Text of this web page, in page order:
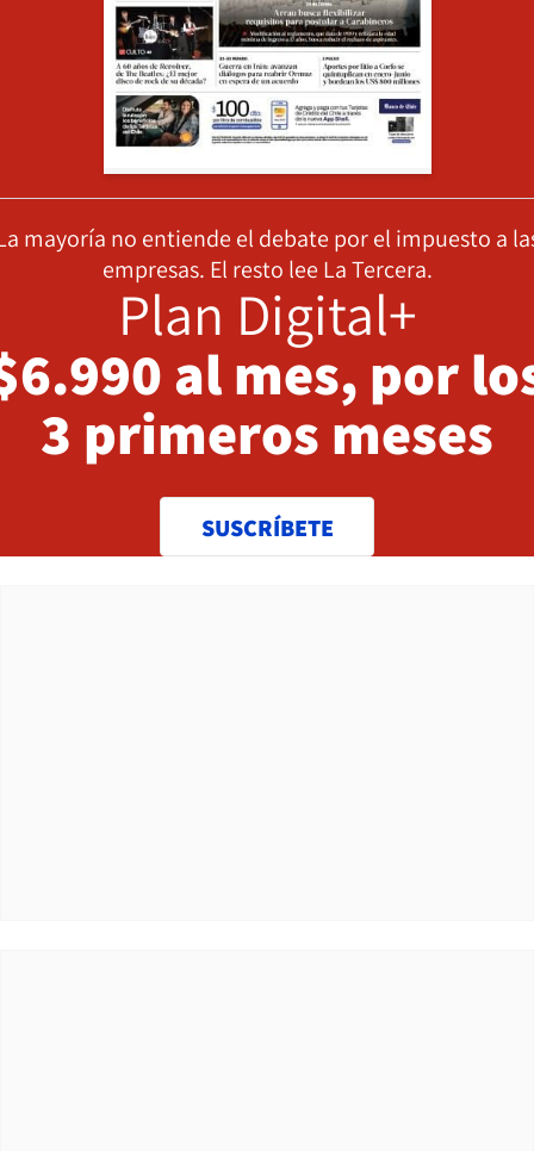
mayoría no entiende el debate por el impuesto a
empresas. El resto lee La Tercera.
Plan Digital+
al mes, por
3 primeros meses
SUSCRÍBETE